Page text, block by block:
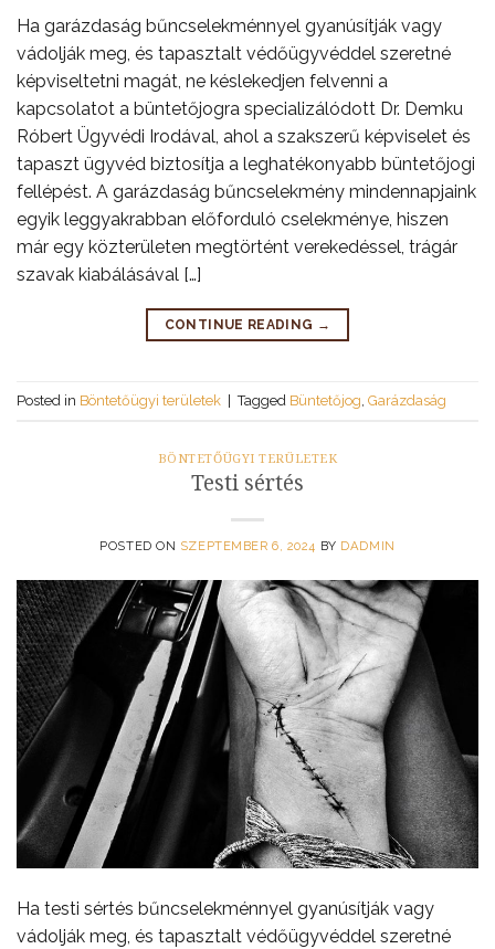
Ha garázdaság bűncselekménnyel gyanúsítják vagy
vádolják meg, és tapasztalt védőügyvéddel szeretné
képviseltetni magát, ne késlekedjen felvenni a
kapcsolatot a büntetőjogra specializálódott Dr. Demku
Róbert Ügyvédi Irodával, ahol a szakszerű képviselet és
tapaszt ügyvéd biztosítja a leghatékonyabb büntetőjogi
fellépést. A garázdaság bűncselekmény mindennapjaink
egyik leggyakrabban előforduló cselekménye, hiszen
már egy közterületen megtörtént verekedéssel, trágár
szavak kiabálásával […]
CONTINUE READING →
Posted in Böntetőügyi területek | Tagged Büntetőjog Garázdaság
BÖNTETŐÜGYI TERÜLETEK
Testi sértés
POSTED ON SZEPTEMBER 6, 2024 BY DADMIN
Ha testi sértés bűncselekménnyel gyanúsítják vagy
vádolják meg, és tapasztalt védőügyvéddel szeretné